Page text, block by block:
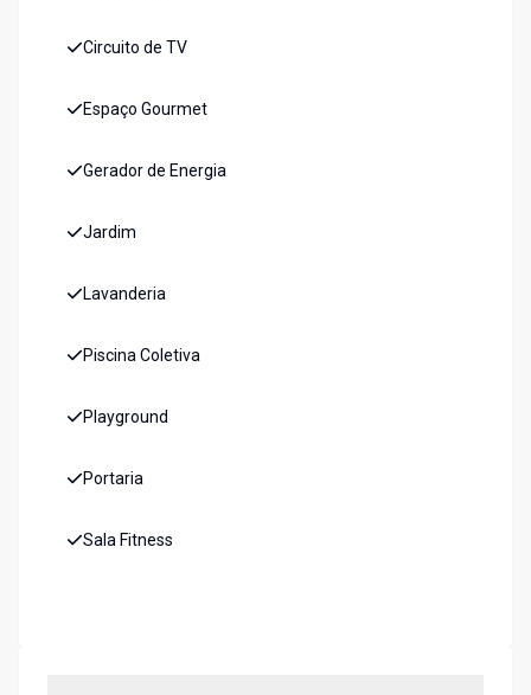
Circuito de TV
Espaço Gourmet
Gerador de Energia
Jardim
Lavanderia
Piscina Coletiva
Playground
Portaria
Sala Fitness